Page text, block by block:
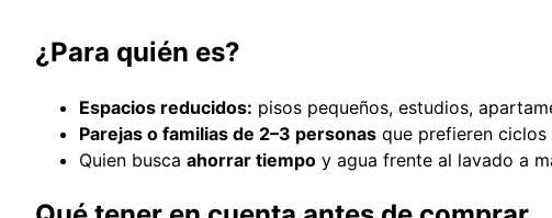
¿Para quién es?
Espacios reducidos: pisos pequeños, estudios,
Parejas o familias de 2–3 personas que prefieren ciclos
Quien busca ahorrar tiempo y agua frente al lavado a